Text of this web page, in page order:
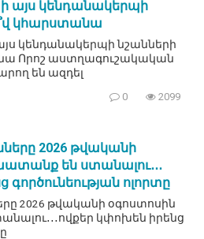
այս կենդանակերպի
կհարստանա
կենդանակերպի նշանների
Որոշ աստղագուշակական
են ազդել
0 2099
2026 թվականի
են ստանալու․․․
գործունեության ոլորտը
2026 թվականի օգոստոսին
կփոխեն իրենց